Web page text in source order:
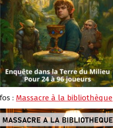
: Massacre à la bibliothèque